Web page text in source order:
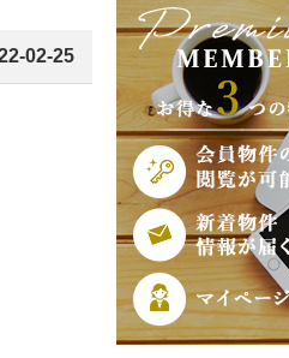
02-25